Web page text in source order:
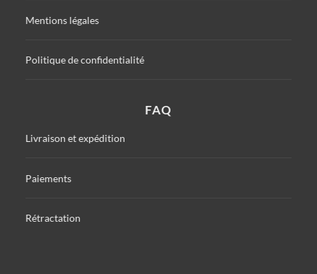
Mentions légales
Politique de confidentialité
FAQ
Livraison et expédition
Paiements
Rétractation